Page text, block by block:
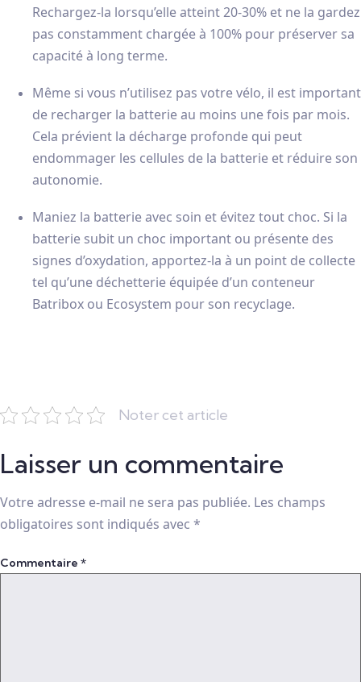
Rechargez-la lorsqu’elle atteint 20-30% et ne la gardez
pas constamment chargée à 100% pour préserver sa
capacité à long terme.
Même si vous n’utilisez pas votre vélo, il est important
de recharger la batterie au moins une fois par mois.
Cela prévient la décharge profonde qui peut
endommager les cellules de la batterie et réduire son
autonomie.
Maniez la batterie avec soin et évitez tout choc. Si la
batterie subit un choc important ou présente des
signes d’oxydation, apportez-la à un point de collecte
tel qu’une déchetterie équipée d’un conteneur
Batribox ou Ecosystem pour son recyclage.
Noter cet article
Laisser un commentaire
Votre adresse e-mail ne sera pas publiée. Les champs
obligatoires sont indiqués avec *
Commentaire *